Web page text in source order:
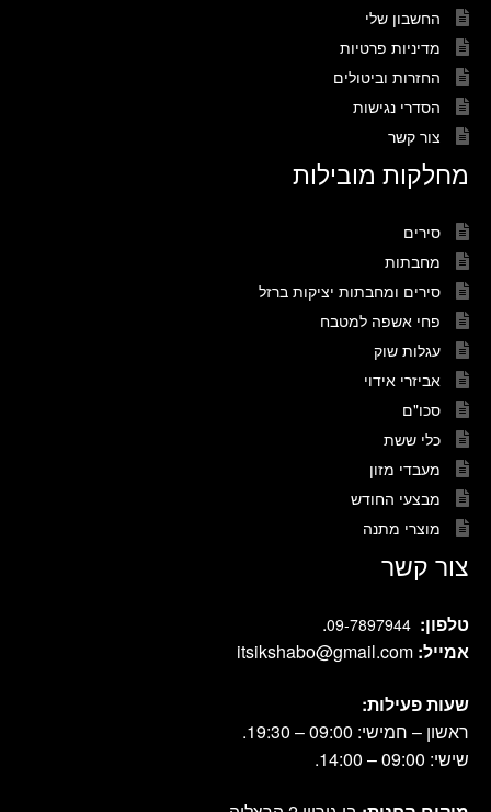
החשבון שלי
מדיניות פרטיות
החזרות וביטולים
הסדרי נגישות
צור קשר
מחלקות מובילות
סירים
מחבתות
סירים ומחבתות יציקות ברזל
פחי אשפה למטבח
עגלות שוק
אביזרי אידוי
סכו"ם
כלי ששת
מעבדי מזון
מבצעי החודש
מוצרי מתנה
צור קשר
טלפון: 09-7897944
.
אמייל: itsikshabo@gmail.com
שעות פעילות:
ראשון – חמישי: 09:00 – 19:30.
שישי: 09:00 – 14:00.